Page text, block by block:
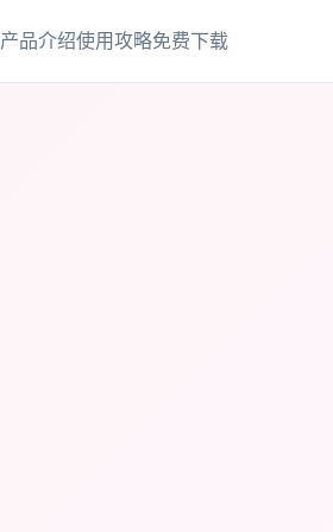
产品介绍使用攻略免费下载